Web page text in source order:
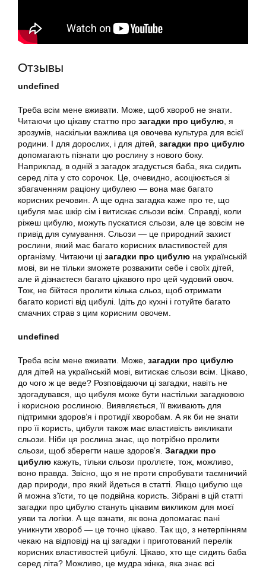
Отзывы
undefined
Треба всім мене вживати. Може, щоб хвороб не знати.
Читаючи цю цікаву статтю про загадки про цибулю , я
зрозумів, наскільки важлива ця овочева культура для всієї
родини. І для дорослих, і для дітей, загадки про цибулю
допомагають пізнати цю рослину з нового боку.
Наприклад, в одній з загадок згадується баба, яка сидить
серед літа у сто сорочок. Це, очевидно, асоціюється зі
збагаченням раціону цибулею — вона має багато
корисних речовин. А ще одна загадка каже про те, що
цибуля має шкір сім і витискає сльози всім. Справді, коли
ріжеш цибулю, можуть пускатися сльози, але це зовсім не
привід для сумування. Сльози — це природний захист
рослини, який має багато корисних властивостей для
організму. Читаючи ці загадки про цибулю на українській
мові, ви не тільки зможете розважити себе і своїх дітей,
але й дізнаєтеся багато цікавого про цей чудовий овоч.
Тож, не бійтеся пролити кілька сльоз, щоб отримати
багато користі від цибулі. Ідіть до кухні і готуйте багато
смачних страв з цим корисним овочем.
undefined
Треба всім мене вживати. Може, загадки про цибулю
для дітей на українській мові, витискає сльози всім. Цікаво,
до чого ж це веде? Розповідаючи ці загадки, навіть не
здогадувався, що цибуля може бути настільки загадковою
і корисною рослиною. Виявляється, її вживають для
підтримки здоров’я і протидії хворобам. А як би не знати
про її користь, цибуля також має властивість викликати
сльози. Ніби ця рослина знає, що потрібно пролити
сльози, щоб зберегти наше здоров’я. Загадки про
цибулю кажуть, тільки сльози проллєте, тож, можливо,
воно правда. Звісно, що я не проти спробувати таємничий
дар природи, про який йдеться в статті. Якщо цибулю ще
й можна з’їсти, то це подвійна користь. Зібрані в цій статті
загадки про цибулю стануть цікавим викликом для моєї
уяви та логіки. А ще взнати, як вона допомагає пані
уникнути хвороб — це точно цікаво. Так що, з нетерпінням
чекаю на відповіді на ці загадки і приготований перелік
корисних властивостей цибулі. Цікаво, хто ще сидить баба
серед літа? Можливо, це мудра жінка, яка знає всі